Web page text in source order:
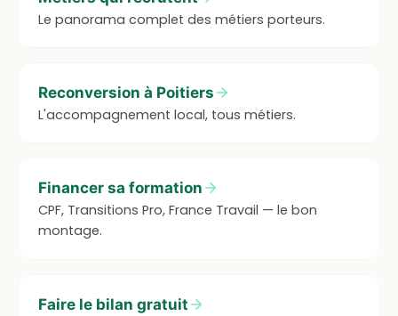
Le panorama complet des métiers porteurs.
Reconversion à Poitiers
L'accompagnement local, tous métiers.
Financer sa formation
CPF, Transitions Pro, France Travail — le bon
montage.
Faire le bilan gratuit